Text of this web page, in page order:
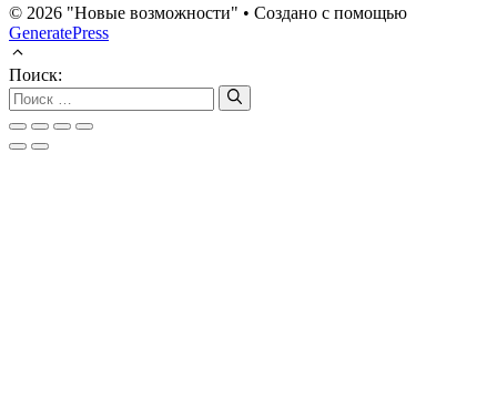
© 2026 "Новые возможности" • Создано с помощью
GeneratePress
Поиск: